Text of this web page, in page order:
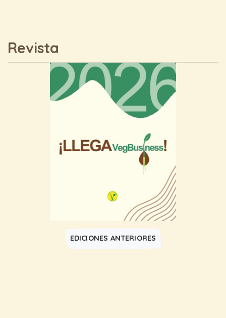
Revista
EDICIONES ANTERIORES